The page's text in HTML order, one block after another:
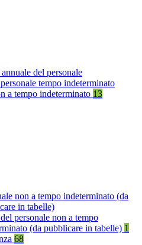
del personale
tempo indeterminato
a tempo indeterminato 13
non a tempo indeterminato (da
in tabelle)
personale non a tempo
(da pubblicare in tabelle) 1
68